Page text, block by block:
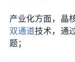
产业化方面，晶
双通道技术，通
题；